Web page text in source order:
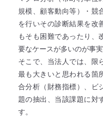
規模、顧客動向等）・競
を行いその診断結果を改
もそも困難であったり、
要なケースが多いのが事実
そこで、当法人では、限
最も大きいと思われる箇
合分析（財務指標）、ビ
題の抽出、当該課題に対
す。